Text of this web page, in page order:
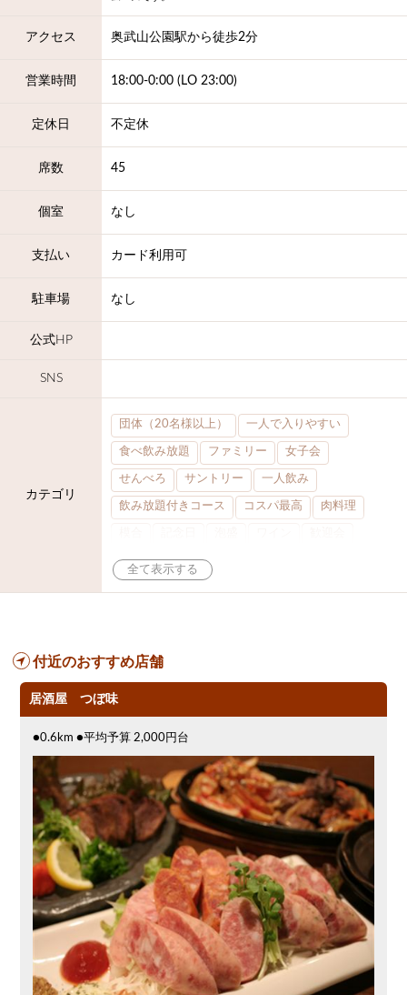
アクセス 奥武山公園駅から徒歩2分
営業時間 18:00-0:00 (LO 23:00)
定休日 不定休
席数 45
個室 なし
支払い カード利用可
駐車場 なし
公式HP
SNS
カテゴリ
団体（20名様以上） 一人で入りやすい
食べ飲み放題 ファミリー 女子会
せんべろ サントリー 一人飲み
飲み放題付きコース コスパ最高 肉料理
宴会 焼鳥 大部屋30名
3000円台コース
食べ放題 やぎ料理 奥武山公園駅周辺
付近のおすすめ店舗
居酒屋 つぼ味
●0.6km ●平均予算 2,000円台